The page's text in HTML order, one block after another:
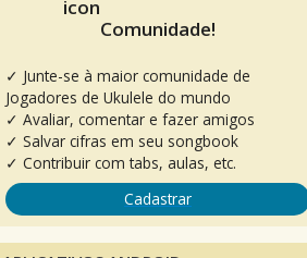
Comunidade!
✓ Junte-se à maior comunidade de
Jogadores de Ukulele do mundo
✓ Avaliar, comentar e fazer amigos
✓ Salvar cifras em seu songbook
✓ Contribuir com tabs, aulas, etc.
Cadastrar